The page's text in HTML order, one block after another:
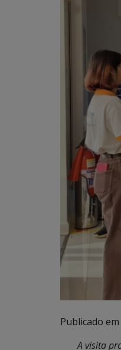
Publicado em
A visita